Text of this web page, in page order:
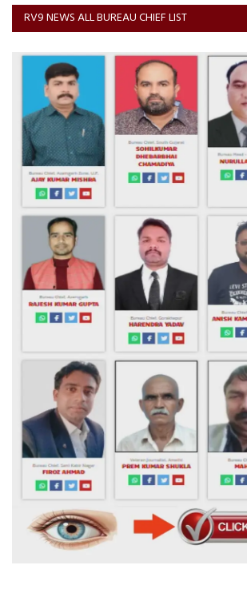
RV9 NEWS ALL BUREAU CHIEF LIST